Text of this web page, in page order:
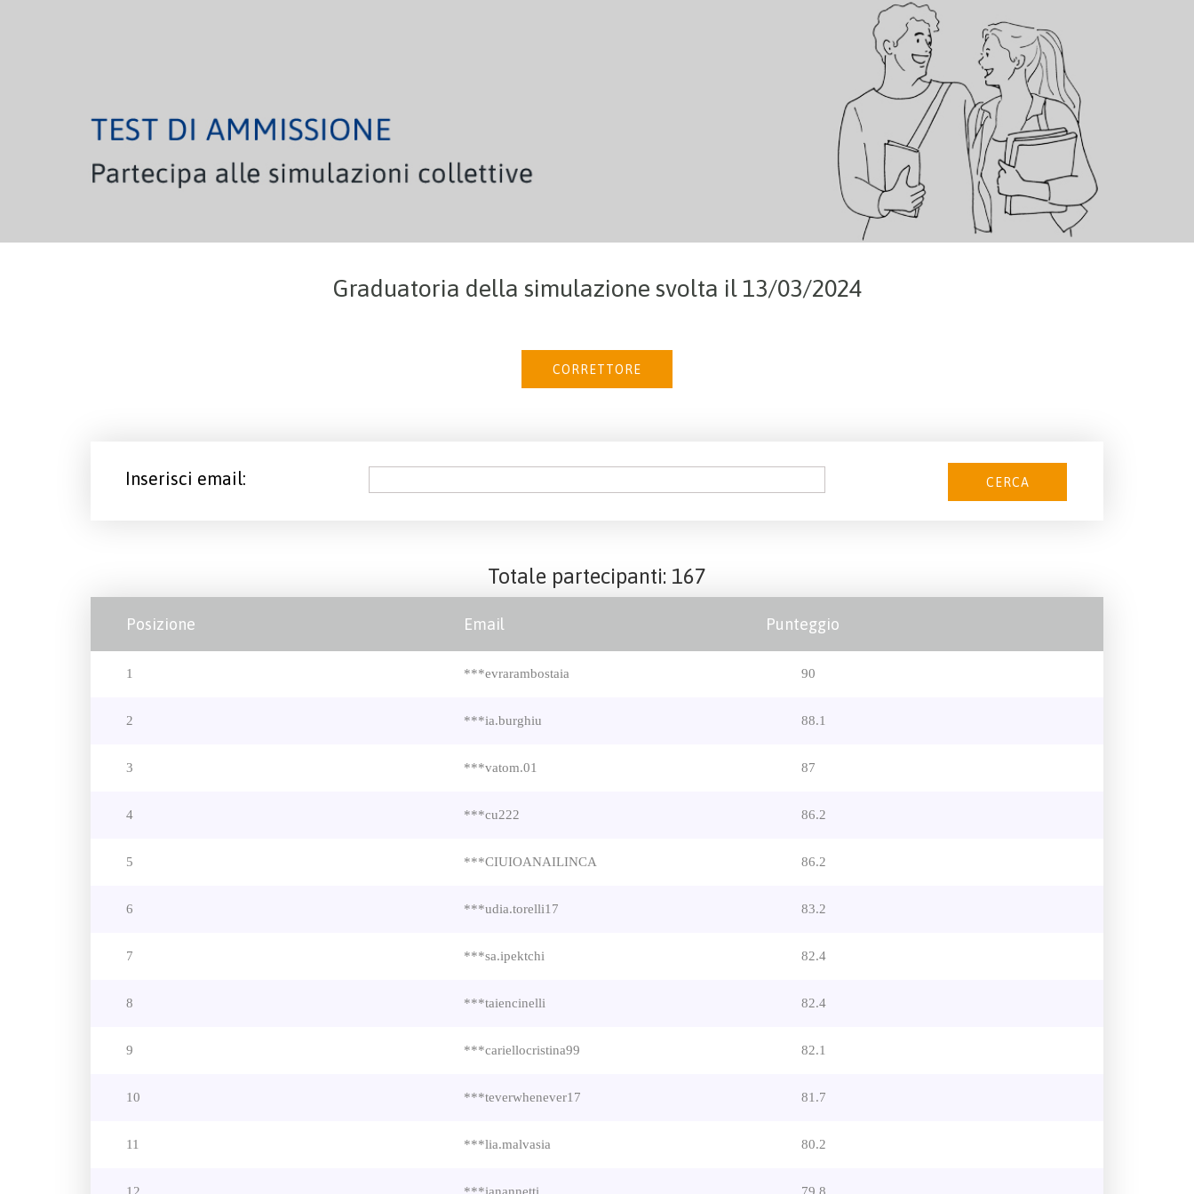
Graduatoria della simulazione svolta il 13/03/2024
Inserisci email:
Totale partecipanti: 167
Posizione Email Punteggio
1 ***evrarambostaia 90
2 ***ia.burghiu 88.1
3 ***vatom.01 87
4 ***cu222 86.2
5 ***CIUIOANAILINCA 86.2
6 ***udia.torelli17 83.2
7 ***sa.ipektchi 82.4
8 ***taiencinelli 82.4
9 ***cariellocristina99 82.1
10 ***teverwhenever17 81.7
11 ***lia.malvasia 80.2